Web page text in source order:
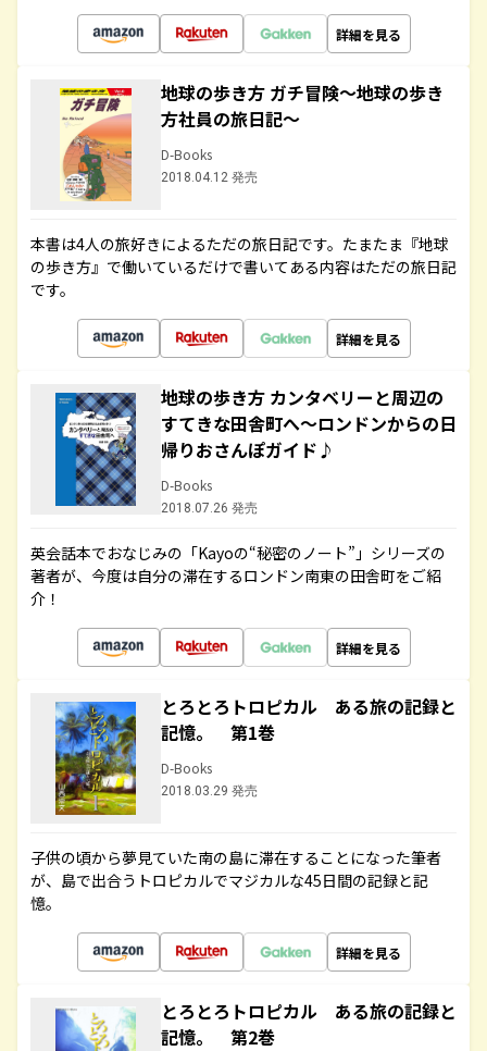
詳細を見る
地球の歩き方 ガチ冒険～地球の歩き
方社員の旅日記～
D-Books
2018.04.12 発売
本書は4人の旅好きによるただの旅日記です。たまたま『地球
の歩き方』で働いているだけで書いてある内容はただの旅日記
です。
詳細を見る
地球の歩き方 カンタベリーと周辺の
すてきな田舎町へ～ロンドンからの日
帰りおさんぽガイド♪
D-Books
2018.07.26 発売
英会話本でおなじみの「Kayoの“秘密のノート”」シリーズの
著者が、今度は自分の滞在するロンドン南東の田舎町をご紹
介！
詳細を見る
とろとろトロピカル ある旅の記録と
記憶。 第1巻
D-Books
2018.03.29 発売
子供の頃から夢見ていた南の島に滞在することになった筆者
が、島で出合うトロピカルでマジカルな45日間の記録と記
憶。
詳細を見る
とろとろトロピカル ある旅の記録と
記憶。 第2巻